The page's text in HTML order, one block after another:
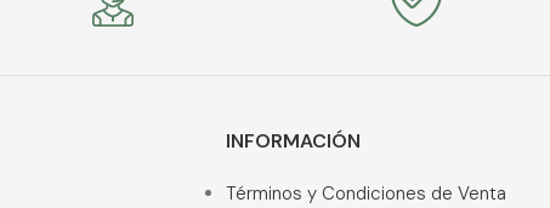
INFORMACIÓN
Términos y Condiciones de Venta